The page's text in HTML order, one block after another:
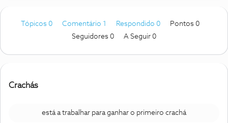
Tópicos 0 Comentário 1 Respondido 0
Pontos 0
Seguidores 0 A Seguir 0
Crachás
está a trabalhar para ganhar o primeiro crachá